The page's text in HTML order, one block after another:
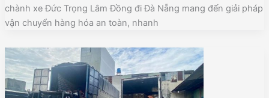
chành xe Đức Trọng Lâm Đồng đi Đà Nẵng mang đến giải pháp
vận chuyển hàng hóa an toàn, nhanh